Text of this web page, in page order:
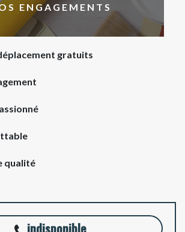
ENGAGEMENTS
gratuits
qualité